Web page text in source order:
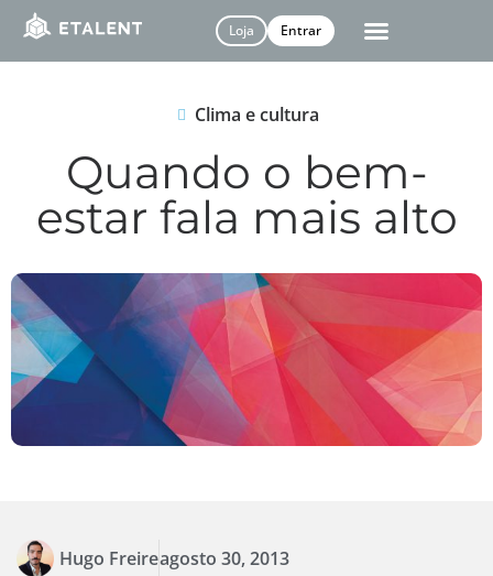
Loja Entrar
Clima e cultura
Quando o bem-
estar fala mais alto
Hugo Freireagosto 30, 2013